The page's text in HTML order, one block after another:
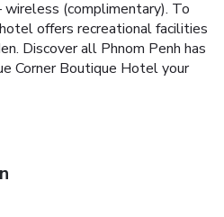
(complimentary). To
offers recreational facilities
Discover all Phnom Penh has
Corner Boutique Hotel your